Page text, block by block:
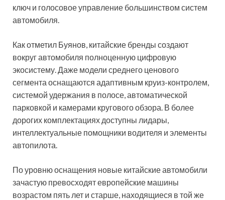
ключ и голосовое управление большинством систем
автомобиля.
Как отметил Буянов, китайские бренды создают
вокруг автомобиля полноценную цифровую
экосистему. Даже модели среднего ценового
сегмента оснащаются адаптивным круиз-контролем,
системой удержания в полосе, автоматической
парковкой и камерами кругового обзора. В более
дорогих комплектациях доступны лидары,
интеллектуальные помощники водителя и элементы
автопилота.
По уровню оснащения новые китайские автомобили
зачастую превосходят европейские машины
возрастом пять лет и старше, находящиеся в той же